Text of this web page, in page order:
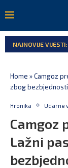
NAJNOVIJE VIJESTI:
Home »Camgoz
zbog
Hronika Udarne
Camgoz
Lažni